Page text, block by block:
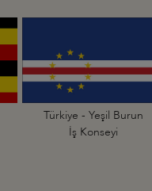
Türkiye - Yeşil Burun
İş Konseyi